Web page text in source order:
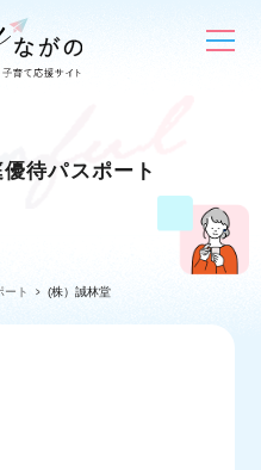
待パスポート
ート (株）誠林堂